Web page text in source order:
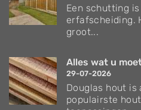
Een schutting
erfafscheiding.
groot...
Alles wat u
29-07-2026
Douglas hout is
populairste